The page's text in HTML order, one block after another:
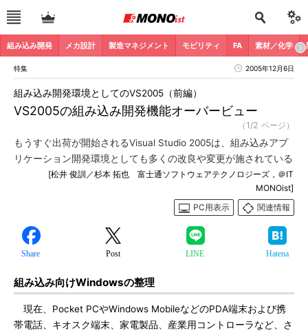
組み込み開発 メカ設計 製造マネジメント モビリティ FA 素材／化学
特集 2005年12月6日
VS2005の組み込み開発機能オーバービュー
組み込み開発環境としてのVS2005（前編）
（1/2 ページ）
もうすぐ出荷が開始されるVisual Studio 2005は、組み込みアプ
リケーション開発環境としても多くの改良や変更が施されている
[松井 俊訓／杉本 拓也 富士通ソフトウェアテクノロジーズ，＠IT
MONOist]
PC用表示
関連情報
Share Post LINE Hatena
組み込み向けWindowsの整理
現在、Pocket PCやWindows MobileなどのPDA端末および携
帯電話、キオスク端末、家電製品、産業用コントローラなど、さ